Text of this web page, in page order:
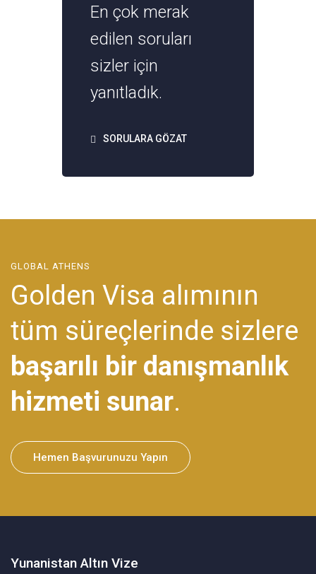
En çok merak
edilen soruları
sizler için
yanıtladık.
SORULARA GÖZAT
GLOBAL ATHENS
Golden Visa alımının
tüm süreçlerinde sizlere
başarılı bir danışmanlık
hizmeti sunar.
Hemen Başvurunuzu Yapın
Yunanistan Altın Vize